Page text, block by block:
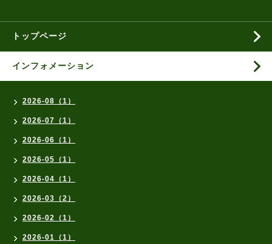
トップページ
インフォメーション
2026-08（1）
2026-07（1）
2026-06（1）
2026-05（1）
2026-04（1）
2026-03（2）
2026-02（1）
2026-01（1）